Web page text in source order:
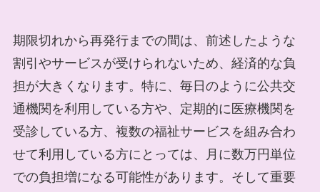
期限切れから再発行までの間は、前述したような
割引やサービスが受けられないため、経済的な負
担が大きくなります。特に、毎日のように公共交
通機関を利用している方や、定期的に医療機関を
受診している方、複数の福祉サービスを組み合わ
せて利用している方にとっては、月に数万円単位
での負担増になる可能性があります。そして重要